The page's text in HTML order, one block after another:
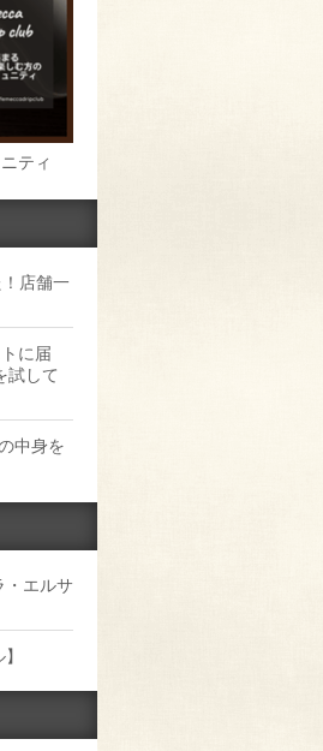
ティ
店舗一
に届
試して
中身を
・エルサ